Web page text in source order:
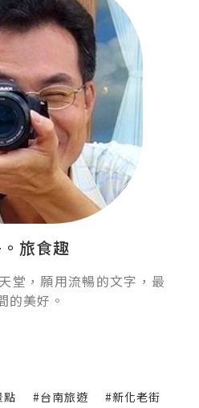
旅食趣
堂，願用流暢的文字，最
的美好。
點 #台南旅遊 #新化老街